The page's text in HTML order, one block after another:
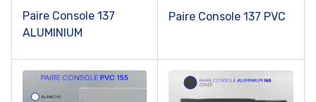
Paire Console 137
ALUMINIUM
Paire Console 137 PVC